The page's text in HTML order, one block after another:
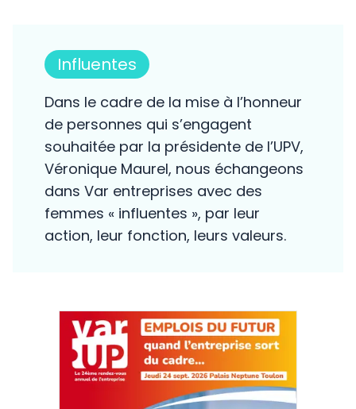
Influentes
Dans le cadre de la mise à l’honneur
de personnes qui s’engagent
souhaitée par la présidente de l’UPV,
Véronique Maurel, nous échangeons
dans Var entreprises avec des
femmes « influentes », par leur
action, leur fonction, leurs valeurs.